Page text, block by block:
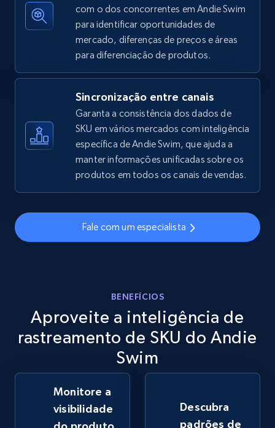
Seller reviews, Breadcrumbs, Root category, and
359+ Comece agora
URL, Product id, Title, Seller name, Seller rating,
eBay - Collect products from shops on eBay
URL, Product id, Title, Seller name, Seller rating,
Seller reviews, Breadcrumbs, Root category, and
more.
2.5K+ 359+ Comece agora
com o dos concorrentes em Andie Swim
para identificar oportunidades de
mercado, diferenças de preços e áreas
para diferenciação de produtos.
Sincronização entre canais
Garanta a consistência dos dados de
SKU em vários mercados com inteligência
específica de Andie Swim, que ajuda a
manter informações unificadas sobre os
produtos em todos os canais de vendas.
Fale com um especialista
BENEFÍCIOS
Aproveite a inteligência de
rastreamento de SKU do Andie
Swim
Monitore a
visibilidade
Descubra
padrões de